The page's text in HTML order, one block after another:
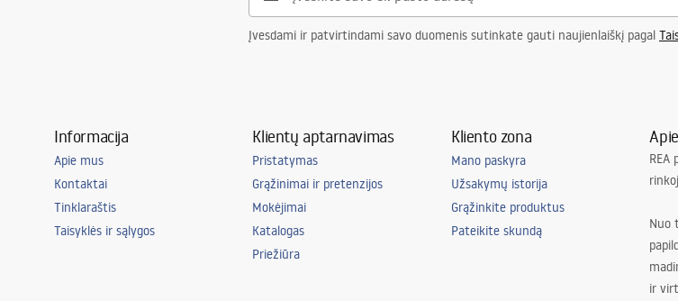
biuras, valgomasis, koridorius/laiptai, virtuvė,
Svetainė, miegamasis, Universalus
Įvesdami ir patvirtindami savo duomenis sutinkate gauti naujienlaiškį pagal
Informacija
Apie mus
Kontaktai
Tinklaraštis
Taisyklės ir sąlygos
Klientų aptarnavimas
Pristatymas
Grąžinimai ir pretenzijos
Mokėjimai
Katalogas
Priežiūra
Kliento zona
Mano paskyra
Užsakymų istorija
Grąžinkite produktus
Pateikite skundą
REA
Nuo
ir